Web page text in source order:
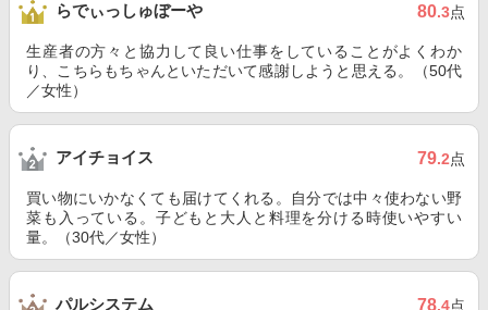
らでぃっしゅぼーや 80.3点
生産者の方々と協力して良い仕事をしていることがよくわか
り、こちらもちゃんといただいて感謝しようと思える。（50代
／女性）
アイチョイス 79.2点
買い物にいかなくても届けてくれる。自分では中々使わない野
菜も入っている。子どもと大人と料理を分ける時使いやすい
量。（30代／女性）
パルシステム 78.4点